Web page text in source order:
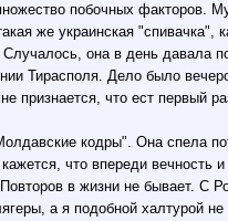
побочных факторов.
же украинская "спивачка",
Случалось, она в день давала
Тирасполя. Дело было
признается, что ест первый
кодры". Она спела
что впереди вечность
в жизни не бывает. С
а я подобной халтурой